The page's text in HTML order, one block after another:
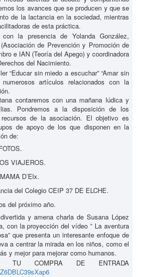
los avances que se producen y que se
de la lactancia en la sociedad, mientras
de esta práctica.
con la presencia de Yolanda González,
de Prevención y Promoción de
e IAN (Teoría del Apego) y coordinadora
del Nacimiento.
“Educar sin miedo a escuchar” “Amar sin
artículos relacionados con la
contaremos con una mañana lúdica y
Pondremos a la disposición de los
de la asociación. El objetivo es
de apoyo de los que disponen en la
de:
VIAJEROS.
D’Elx.
del Colegio CEIP 37 DE ELCHE.
del próximo año.
y amena charla de Susana López
con la proyección del vídeo ” La aventura
que presenta un interesante enfoque de
a centrar la mirada en los niños, como el
y mejor para mejorar como humanos.
TU COMPRA DE ENTRADA